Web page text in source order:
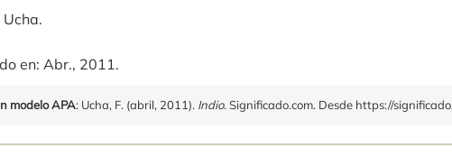
en: Abr., 2011.
modelo APA: Ucha, F. (abril, 2011). Indio. Significado.com. Desde https://